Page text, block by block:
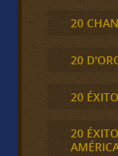
20
20
20
20